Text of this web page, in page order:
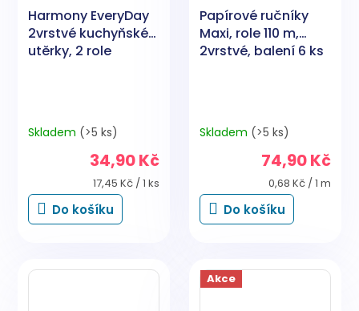
Harmony EveryDay
2vrstvé kuchyňské
utěrky, 2 role
Skladem (>5 ks)
34,90 Kč
Měrná
cena:
17,45 Kč / 1 ks
Do košíku
Papírové ručníky
Maxi, role 110 m,
2vrstvé, balení 6 ks
Skladem (>5 ks)
74,90 Kč
Měrná
cena:
0,68 Kč / 1 m
Do košíku
Akce